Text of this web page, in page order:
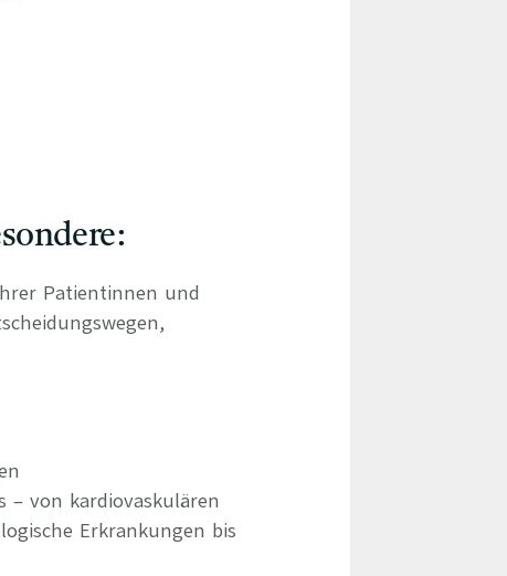
Patientinnen und
– von kardiovaskulären
Erkrankungen bis